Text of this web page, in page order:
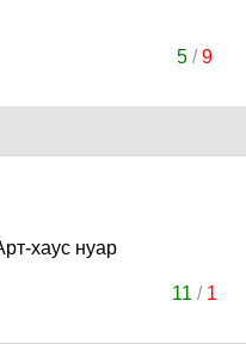
5/9
хаус нуар
11 / 1